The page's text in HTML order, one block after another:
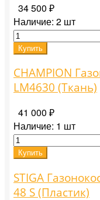
34 500 ₽
Наличие: 2 шт
Купить
CHAMPION
LM4630 (Ткань)
41 000 ₽
Наличие: 1 шт
Купить
STIGA
48 S (Пластик)